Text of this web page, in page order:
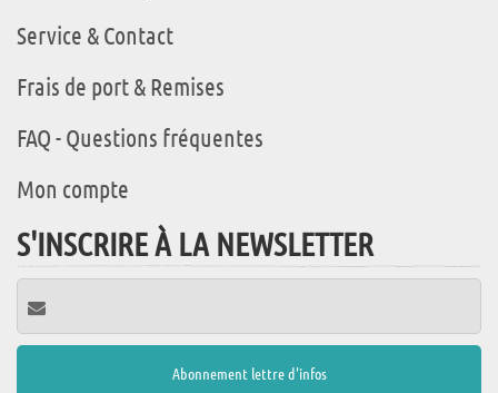
Service & Contact
Frais de port & Remises
FAQ - Questions fréquentes
Mon compte
S'INSCRIRE À LA NEWSLETTER